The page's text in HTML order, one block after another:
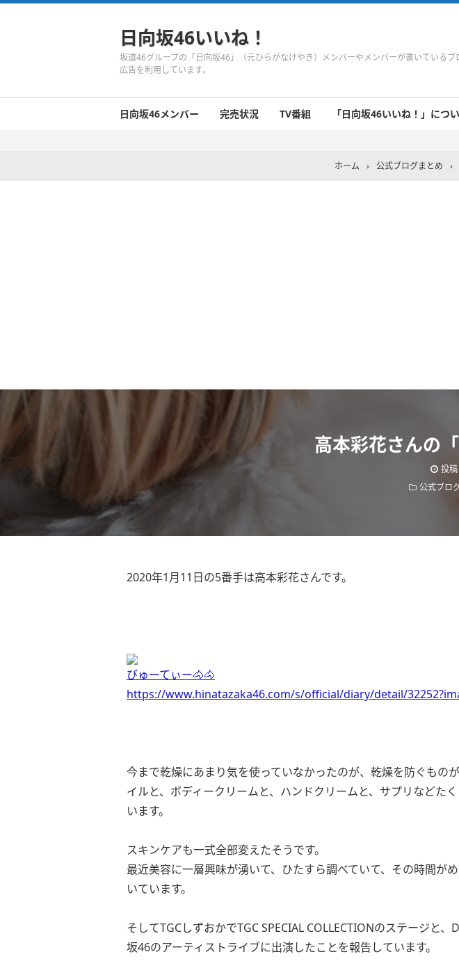
日向坂46いいね！
坂道46グループの「日向坂46」（元ひらがなけやき）メンバーやメンバーが書いている
広告を利用しています。
日向坂46メンバー 完売状況 TV番組 「日向坂46いいね！」につ
ホーム › 公式ブログまとめ ›
高本彩花さんの
投稿
公式ブロ
2020年1月11日の5番手は高本彩花さんです。
びゅーてぃー🐴🐴
https://www.hinatazaka46.com/s/official/diary/detail/
今まで乾燥にあまり気を使っていなかったのが、乾燥を防ぐもの
イルと、ボディークリームと、ハンドクリームと、サプリなどた
います。
スキンケアも一式全部変えたそうです。
最近美容に一層興味が湧いて、ひたすら調べていて、その時間が
いています。
そしてTGCしずおかでTGC SPECIAL COLLECTIONのステージと、
坂46のアーティストライブに出演したことを報告しています。